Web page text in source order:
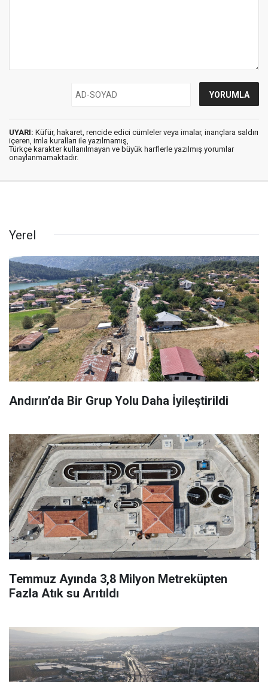
UYARI: Küfür, hakaret, rencide edici cümleler veya imalar, inançlara saldırı
içeren, imla kuralları ile yazılmamış,
Türkçe karakter kullanılmayan ve büyük harflerle yazılmış yorumlar
onaylanmamaktadır.
Yerel
Andırın’da Bir Grup Yolu Daha İyileştirildi
Temmuz Ayında 3,8 Milyon Metreküpten
Fazla Atık su Arıtıldı